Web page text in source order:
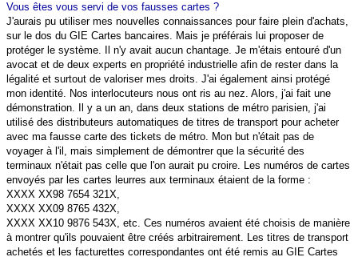
Vous êtes vous servi de vos fausses cartes ?
J'aurais pu utiliser mes nouvelles connaissances pour faire plein d'achats,
sur le dos du GIE Cartes bancaires. Mais je préférais lui proposer de
protéger le système. Il n'y avait aucun chantage. Je m'étais entouré d'un
avocat et de deux experts en propriété industrielle afin de rester dans la
légalité et surtout de valoriser mes droits. J'ai également ainsi protégé
mon identité. Nos interlocuteurs nous ont ris au nez. Alors, j'ai fait une
démonstration. Il y a un an, dans deux stations de métro parisien, j'ai
utilisé des distributeurs automatiques de titres de transport pour acheter
avec ma fausse carte des tickets de métro. Mon but n'était pas de
voyager à l'il, mais simplement de démontrer que la sécurité des
terminaux n'était pas celle que l'on aurait pu croire. Les numéros de cartes
envoyés par les cartes leurres aux terminaux étaient de la forme :
XXXX XX98 7654 321X,
XXXX XX09 8765 432X,
XXXX XX10 9876 543X, etc. Ces numéros avaient été choisis de manière
à montrer qu'ils pouvaient être créés arbitrairement. Les titres de transport
achetés et les facturettes correspondantes ont été remis au GIE Cartes